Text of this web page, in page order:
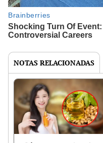
NOTAS RELACIONADAS